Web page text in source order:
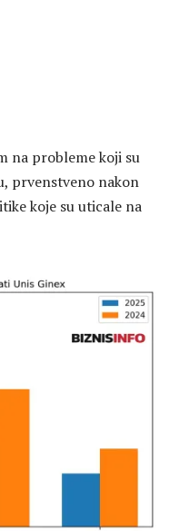
na probleme koji su
prvenstveno nakon
koje su uticale na